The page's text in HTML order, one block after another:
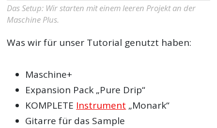
Das Setup: Wir starten mit einem leeren Projekt an der
Maschine Plus.
Was wir für unser Tutorial genutzt haben:
Maschine+
Expansion Pack „Pure Drip“
KOMPLETE Instrument „Monark“
Gitarre für das Sample